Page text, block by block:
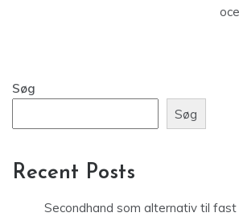
Søg
Søg
Recent Posts
Secondhand som alternativ til fast